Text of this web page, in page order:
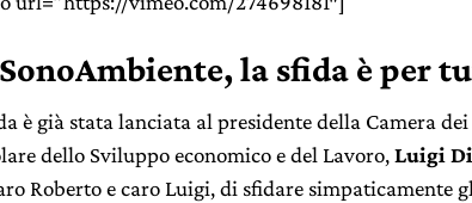
la sfida è per
è già stata lanciata al presidente della Camera
dello Sviluppo economico e del Lavoro,Luigi
Roberto e caro Luigi, di sfidare